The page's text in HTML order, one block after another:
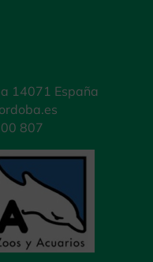
14071 España
807